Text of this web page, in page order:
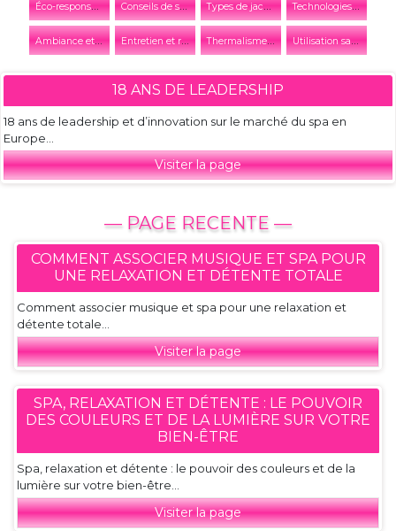
É
co-responsabilité et développement durable C
onseils de sécurité T
ypes de jacuzzis et spas T
echnologies et innovations
A
mbiance et décoration E
ntretien et réparation T
hermalisme et thalassothérapie U
tilisation saisonnière
18 ANS DE LEADERSHIP
18 ans de leadership et d’innovation sur le marché du spa en
Europe...
Visiter la page
— PAGE RECENTE —
COMMENT ASSOCIER MUSIQUE ET SPA POUR
UNE RELAXATION ET DÉTENTE TOTALE
Comment associer musique et spa pour une relaxation et
détente totale...
Visiter la page
SPA, RELAXATION ET DÉTENTE : LE POUVOIR
DES COULEURS ET DE LA LUMIÈRE SUR VOTRE
BIEN-ÊTRE
Spa, relaxation et détente : le pouvoir des couleurs et de la
lumière sur votre bien-être...
Visiter la page